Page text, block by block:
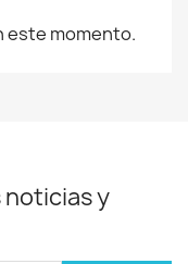
este momento.
y